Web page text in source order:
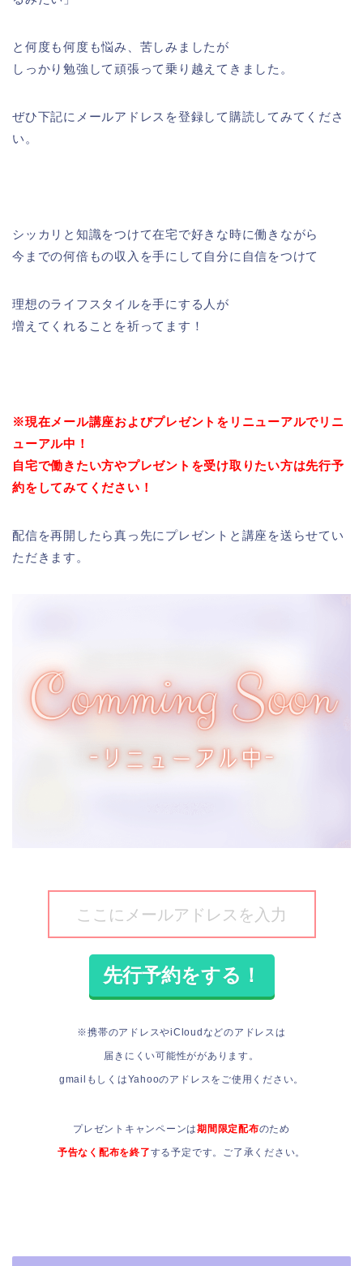
と何度も何度も悩み、苦しみましたが
しっかり勉強して頑張って乗り越えてきました。
ぜひ下記にメールアドレスを登録して購読してみてくださ
い。
シッカリと知識をつけて在宅で好きな時に働きながら
今までの何倍もの収入を手にして自分に自信をつけて
理想のライフスタイルを手にする人が
増えてくれることを祈ってます！
※現在メール講座およびプレゼントをリニューアルでリニ
ューアル中！
自宅で働きたい方やプレゼントを受け取りたい方は先行予
約をしてみてください！
配信を再開したら真っ先にプレゼントと講座を送らせてい
ただきます。
※携帯のアドレスやiCloudなどのアドレスは
届きにくい可能性ががあります。
gmailもしくはYahooのアドレスをご使用ください。
プレゼントキャンペーンは期間限定配布のため
予告なく配布を終了する予定です。 ご了承ください。